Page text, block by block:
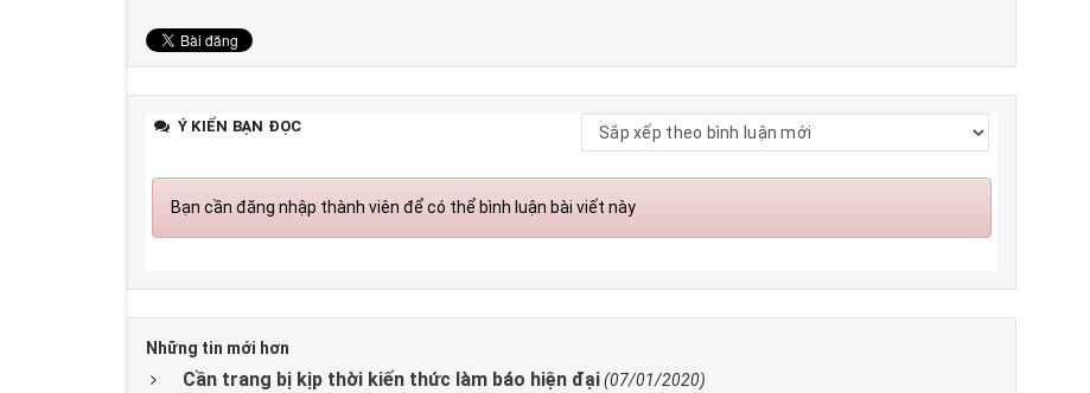
Ý KIẾN BẠN ĐỌC
Bạn cần đăng nhập thành viên để có thể bình luận bài viết này
Những tin mới hơn
Cần trang bị kịp thời kiến thức làm báo hiện đại(07/01/2020)